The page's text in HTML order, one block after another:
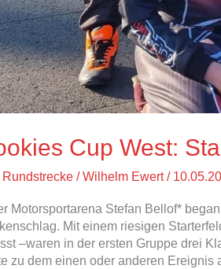
Cup West:
Rundstrecke/Wilhelm Ewert/
Motorsportarena Stefan Bellof*
Mit einem riesigen
–waren in der ersten Gruppe drei
zu dem einen oder anderen Ereignis